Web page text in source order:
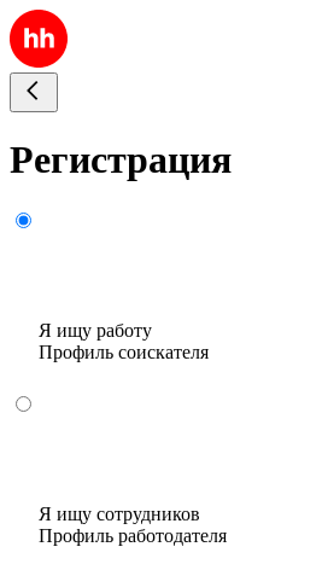
Регистрация
Я ищу работу
Профиль соискателя
Я ищу сотрудников
Профиль работодателя